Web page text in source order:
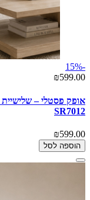
-15%
₪599.00
אופק פסטלי – שלישיית
SR7012
₪599.00
הוספה לסל